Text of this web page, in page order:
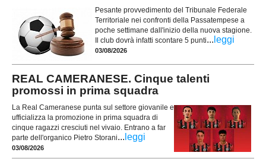
Pesante provvedimento del Tribunale Federale
Territoriale nei confronti della Passatempese a
poche settimane dall'inizio della nuova stagione.
Il club dovrà infatti scontare 5 punti... leggi
03/08/2026
REAL CAMERANESE. Cinque talenti
promossi in prima squadra
La Real Cameranese punta sul settore giovanile e
ufficializza la promozione in prima squadra di
cinque ragazzi cresciuti nel vivaio. Entrano a far
parte dell'organico Pietro Storani... leggi
03/08/2026